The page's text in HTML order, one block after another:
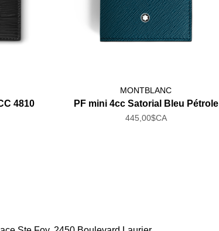
4810
MONTBLANC
PF mini 4cc Satorial Bleu Pétrole
445,00$CA